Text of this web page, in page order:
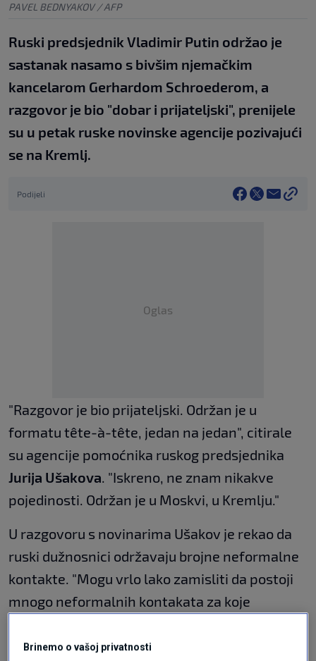
PAVEL BEDNYAKOV / AFP
Ruski predsjednik Vladimir Putin održao je
sastanak nasamo s bivšim njemačkim
kancelarom Gerhardom Schroederom, a
razgovor je bio "dobar i prijateljski", prenijele
su u petak ruske novinske agencije pozivajući
se na Kremlj.
Podijeli
Oglas
"Razgovor je bio prijateljski. Održan je u
formatu tête-à-tête, jedan na jedan", citirale
su agencije pomoćnika ruskog predsjednika
Jurija Ušakova. "Iskreno, ne znam nikakve
pojedinosti. Održan je u Moskvi, u Kremlju."
U razgovoru s novinarima Ušakov je rekao da
ruski dužnosnici održavaju brojne neformalne
kontakte. "Mogu vrlo lako zamisliti da postoji
mnogo neformalnih kontakata za koje
njegove riječi.
Brinemo o vašoj privatnosti